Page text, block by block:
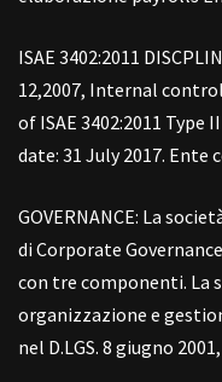
ISAE 3402:2011
12,2007, Internal
of ISAE 3402:2011
date: 31 July 2017. Ente
GOVERNANCE: La
di Corporate
con tre componenti. La
organizzazione e
nel D.LGS. 8 giugno